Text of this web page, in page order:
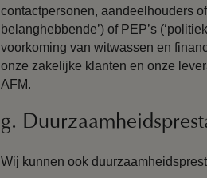
contactpersonen, aandeelhouders of
belanghebbende’) of PEP’s
voorkoming van witwassen en
onze zakelijke klanten en onze
AFM.
g.
Wij kunnen ook